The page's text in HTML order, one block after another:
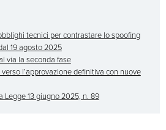
tecnici per contrastare lo spoofing
19 agosto 2025
via la seconda fase
l’approvazione definitiva con nuove
Legge 13 giugno 2025, n. 89